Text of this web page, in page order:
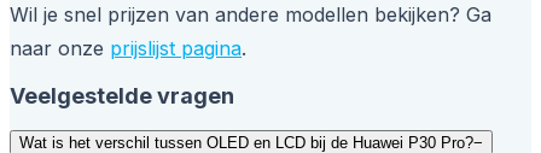
Wil je snel prijzen van andere modellen bekijken? Ga
naar onze prijslijst pagina.
Veelgestelde vragen
Wat is het verschil tussen OLED en LCD bij de Huawei P30 Pro?−